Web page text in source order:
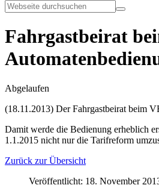
Fahrgastbeirat
Abgelaufen
(18.11.2013) Der Fahrgastbeirat beim
Damit werde die Bedienung erheblich
1.1.2015 nicht nur die Tarifreform
Zurück zur Übersicht
Veröffentlicht: 18. November